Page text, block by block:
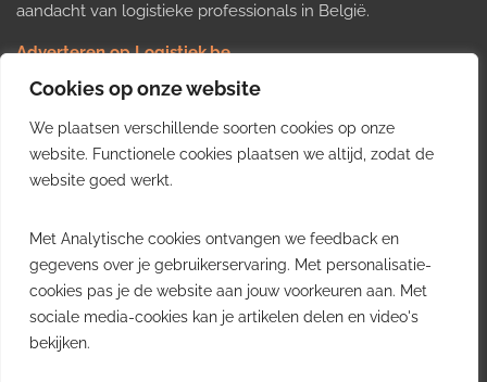
Cookies op onze website
We plaatsen verschillende soorten cookies op onze
website. Functionele cookies plaatsen we altijd, zodat de
website goed werkt.
Met Analytische cookies ontvangen we feedback en
gegevens over je gebruikerservaring. Met personalisatie-
cookies pas je de website aan jouw voorkeuren aan. Met
sociale media-cookies kan je artikelen delen en video's
bekijken.
aandacht van logistieke professionals in België.
Adverteren op Logistiek.be
Nieuws insturen
Uw video op Logistiek.TV
Job plaatsen
Gratis wekelijkse update
inzichten uit de Belgische logistieke sector in uw inbox.
Ontvang je gratis
wekelijkse update